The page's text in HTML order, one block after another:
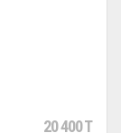
20 400 T